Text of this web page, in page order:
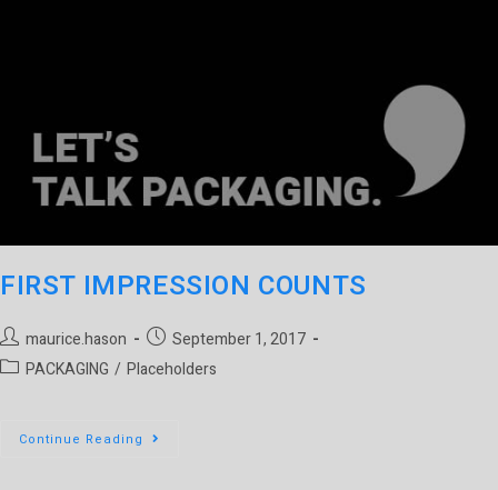
FIRST IMPRESSION COUNTS
maurice.hason
September 1, 2017
PACKAGING / Placeholders
Continue Reading